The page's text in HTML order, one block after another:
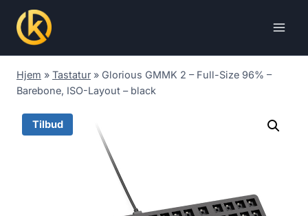
content
Hjem » Tastatur » Glorious GMMK 2 – Full-Size 96% –
Barebone, ISO-Layout – black
Tilbud